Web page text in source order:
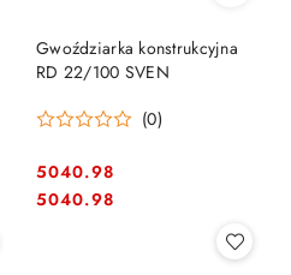
Gwoździarka konstrukcyjna
RD 22/100 SVEN
(0)
Cena:
5040.98
Cena:
5040.98